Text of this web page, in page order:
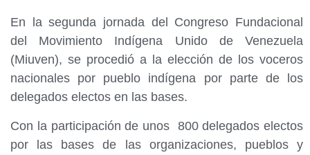
En la segunda jornada del Congreso Fundacional
del Movimiento Indígena Unido de Venezuela
(Miuven), se procedió a la elección de los voceros
nacionales por pueblo indígena por parte de los
delegados electos en las bases.
Con la participación de unos 800 delegados electos
por las bases de las organizaciones, pueblos y